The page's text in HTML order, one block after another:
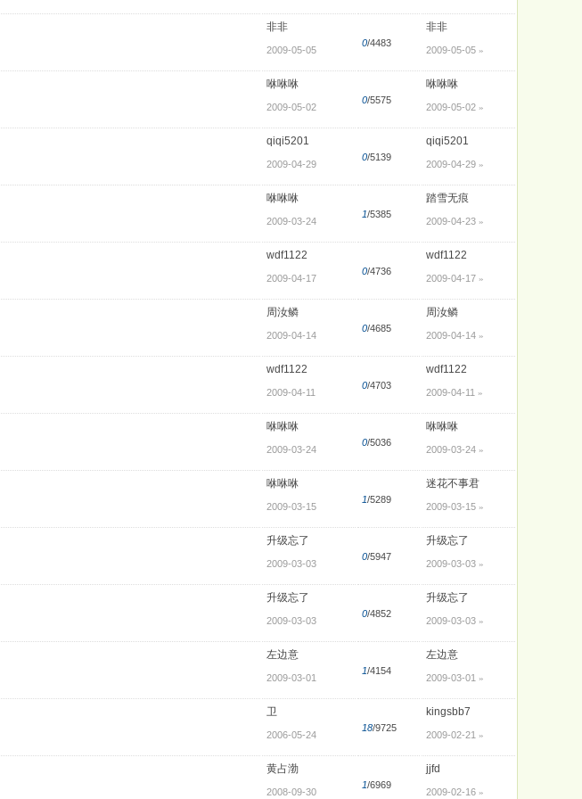
非非
2009-05-05
0/4483
非非
2009-05-05 »
咻咻咻
2009-05-02
0/5575
咻咻咻
2009-05-02 »
qiqi5201
2009-04-29
0/5139
qiqi5201
2009-04-29 »
咻咻咻
2009-03-24
1/5385
踏雪无痕
2009-04-23 »
wdf1122
2009-04-17
0/4736
wdf1122
2009-04-17 »
周汝鳞
2009-04-14
0/4685
周汝鳞
2009-04-14 »
wdf1122
2009-04-11
0/4703
wdf1122
2009-04-11 »
咻咻咻
2009-03-24
0/5036
咻咻咻
2009-03-24 »
咻咻咻
2009-03-15
1/5289
迷花不事君
2009-03-15 »
升级忘了
2009-03-03
0/5947
升级忘了
2009-03-03 »
升级忘了
2009-03-03
0/4852
升级忘了
2009-03-03 »
左边意
2009-03-01
1/4154
左边意
2009-03-01 »
卫
2006-05-24
18/9725
kingsbb7
2009-02-21 »
黄占渤
2008-09-30
1/6969
jjfd
2009-02-16 »